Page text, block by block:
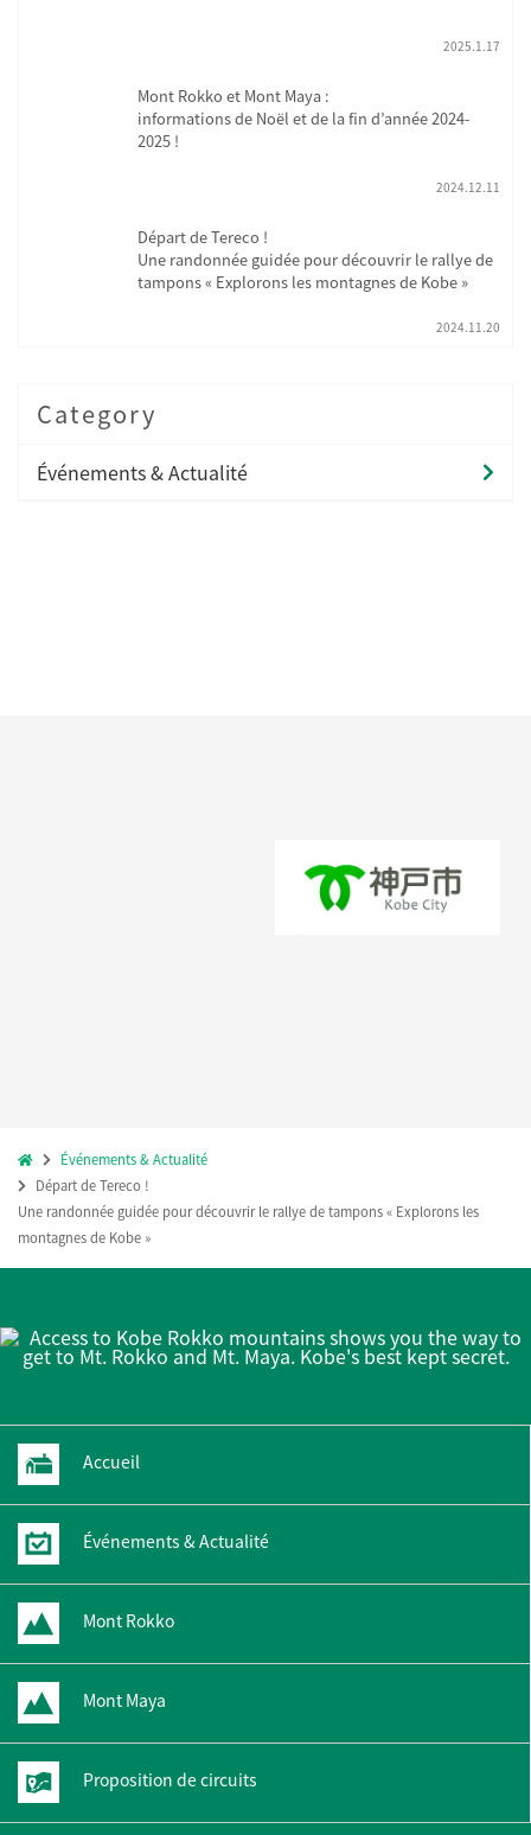
2025.1.17
Mont Rokko et Mont Maya :
informations de Noël et de la fin d’année 2024-
2025 !
2024.12.11
Départ de Tereco !
Une randonnée guidée pour découvrir le rallye de
tampons « Explorons les montagnes de Kobe »
2024.11.20
Category
Événements & Actualité
Événements & Actualité
Départ de Tereco !
Une randonnée guidée pour découvrir le rallye de tampons « Explorons les
montagnes de Kobe »
Accueil
Événements & Actualité
Mont Rokko
Mont Maya
Proposition de circuits